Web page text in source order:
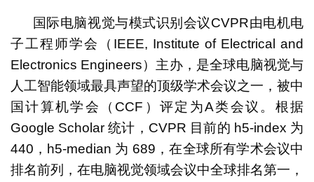
国际电脑视觉与模式识别会议CVPR由电机电
子工程师学会（IEEE, Institute of Electrical and
Electronics Engineers）主办，是全球电脑视觉与
人工智能领域最具声望的顶级学术会议之一，被中
国计算机学会（CCF）评定为A类会议。根据
Google Scholar 统计，CVPR 目前的 h5-index 为
440，h5-median 为 689，在全球所有学术会议中
排名前列，在电脑视觉领域会议中全球排名第一，